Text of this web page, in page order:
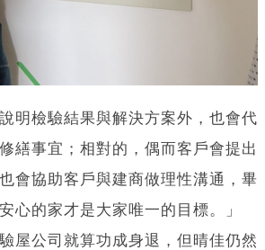
明檢驗結果與解決方案外，也會代
繕事宜；相對的，偶而客戶會提出
會協助客戶與建商做理性溝通，畢
心的家才是大家唯一的目標。」
屋公司就算功成身退，但晴佳仍然